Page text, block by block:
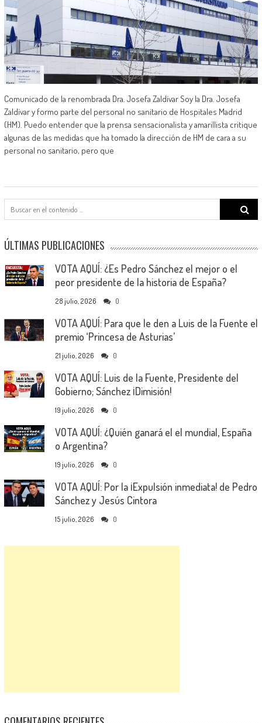
Comunicado de la renombrada Dra. Josefa Zaldívar Soy la Dra. Josefa
Zaldívar y formo parte del personal no sanitario de Hospitales Madrid
(HM). Puedo entender que la prensa sensacionalista y amarillista critique
algunas de las medidas que ha tomado la dirección de HM de cara a su
personal no sanitario, pero que
Search
for:
ÚLTIMAS PUBLICACIONES
VOTA AQUÍ: ¿Es Pedro Sánchez el mejor o el
peor presidente de la historia de España?
28 julio, 2026 0
VOTA AQUÍ: Para que le den a Luis de la Fuente el
premio ‘Princesa de Asturias’
21 julio, 2026 0
VOTA AQUÍ: Luis de la Fuente, Presidente del
Gobierno; Sánchez ¡Dimisión!
19 julio, 2026 0
VOTA AQUÍ: ¿Quién ganará el el mundial, España
o Argentina?
19 julio, 2026 0
VOTA AQUÍ: Por la ¡Expulsión inmediata! de Pedro
Sánchez y Jesús Cintora
15 julio, 2026 0